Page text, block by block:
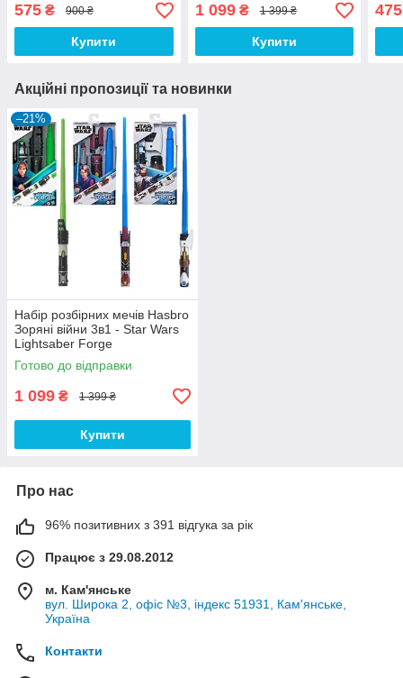
575 ₴ 900 ₴
Купити
1 099₴ 1 399 ₴
Купити
475
Акційні пропозиції та новинки
–21%
Набір розбірних мечів Hasbro
Зоряні війни 3в1 - Star Wars
Lightsaber Forge
Готово до відправки
1 099 ₴ 1 399 ₴
Купити
Про нас
96% позитивних з 391 відгука за рік
Працює з 29.08.2012
м. Кам'янське
вул. Широка 2, офіс №3, індекс 51931, Кам'янське,
Україна
Контакти